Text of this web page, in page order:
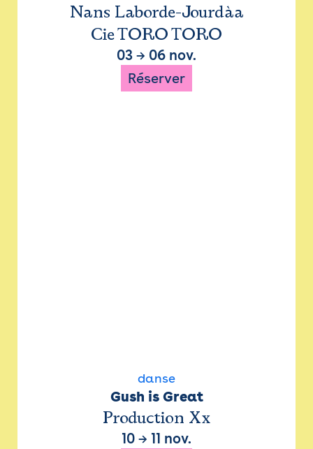
Nans Laborde-Jourdàa
Cie TORO TORO
03 → 06 nov.
Réserver
danse
Gush is Great
Production Xx
10 → 11 nov.